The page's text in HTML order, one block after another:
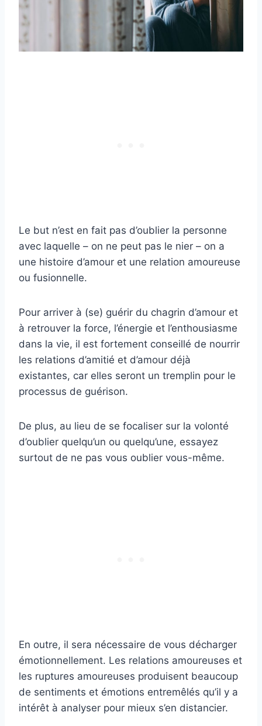
Le but n’est en fait pas d’oublier la personne
avec laquelle – on ne peut pas le nier – on a
une histoire d’amour et une relation amoureuse
ou fusionnelle.
Pour arriver à (se) guérir du chagrin d’amour et
à retrouver la force, l’énergie et l’enthousiasme
dans la vie, il est fortement conseillé de nourrir
les relations d’amitié et d’amour déjà
existantes, car elles seront un tremplin pour le
processus de guérison.
De plus, au lieu de se focaliser sur la volonté
d’oublier quelqu’un ou quelqu’une, essayez
surtout de ne pas vous oublier vous-même.
En outre, il sera nécessaire de vous décharger
émotionnellement. Les relations amoureuses et
les ruptures amoureuses produisent beaucoup
de sentiments et émotions entremêlés qu’il y a
intérêt à analyser pour mieux s’en distancier.